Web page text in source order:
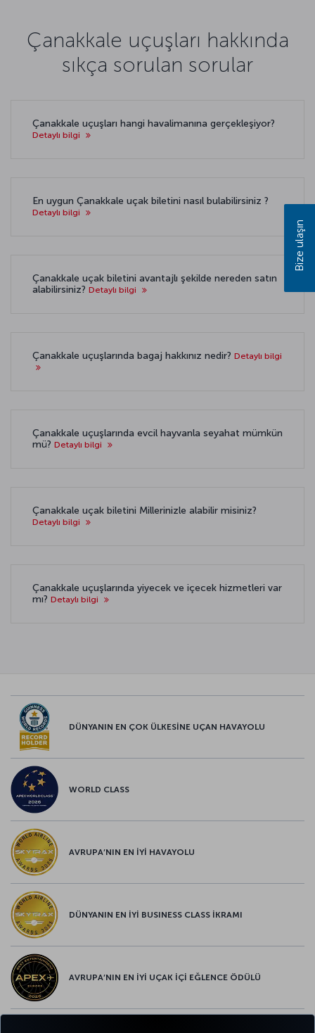
Çanakkale uçuşları hakkında
sıkça sorulan sorular
Çanakkale uçuşları hangi havalimanına gerçekleşiyor?
Detaylı bilgi
En uygun Çanakkale uçak biletini nasıl bulabilirsiniz ?
Detaylı bilgi
Çanakkale uçak biletini avantajlı şekilde nereden satın
alabilirsiniz? Detaylı bilgi
Çanakkale uçuşlarında bagaj hakkınız nedir? Detaylı bilgi
Çanakkale uçuşlarında evcil hayvanla seyahat mümkün
mü? Detaylı bilgi
Çanakkale uçak biletini Millerinizle alabilir misiniz?
Detaylı bilgi
Çanakkale uçuşlarında yiyecek ve içecek hizmetleri var
mı? Detaylı bilgi
DÜNYANIN EN ÇOK ÜLKESİNE UÇAN HAVAYOLU
WORLD CLASS
AVRUPA’NIN EN İYİ HAVAYOLU
DÜNYANIN EN İYİ BUSINESS CLASS İKRAMI
AVRUPA’NIN EN İYİ UÇAK İÇİ EĞLENCE ÖDÜLÜ
Bize ulaşın